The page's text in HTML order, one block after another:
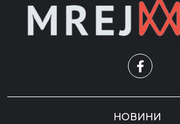
НОВИНИ